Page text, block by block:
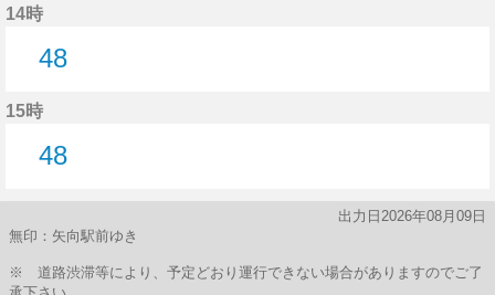
14時
48
15時
48
出力日2026年08月09日
無印：矢向駅前ゆき
※ 道路渋滞等により、予定どおり運行できない場合がありますのでご了